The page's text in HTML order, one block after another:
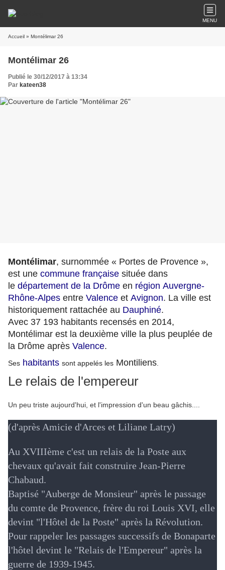
MENU
Accueil » Montélimar 26
Montélimar 26
Publié le 30/12/2017 à 13:34
Par kateen38
Montélimar, surnommée « Portes de Provence »,
est une commune française située dans
le département de la Drôme en région Auvergne-
Rhône-Alpes entre Valence et Avignon. La ville est
historiquement rattachée au Dauphiné.
Avec 37 193 habitants recensés en 2014,
Montélimar est la deuxième ville la plus peuplée de
la Drôme après Valence.
Ses habitants sont appelés les Montiliens
Le relais de l'empereur
Un peu triste aujourd'hui, et l'impression d'un beau gâchis....
(d'après Amicie d'Arces et Liliane Latry)
Au XVIIIème c'est un relais de la Poste aux
chevaux qu'avait fait construire Jean-Pierre
Chabaud.
Baptisé "Auberge de Monsieur" après le passage
du comte de Provence, frère du roi Louis XVI, elle
devint "l'Hôtel de la Poste" après la Révolution.
Pour rappeler les passages successifs de Bonaparte
l'hôtel devint le "Relais de l'Empereur" après la
guerre de 1939-1945.